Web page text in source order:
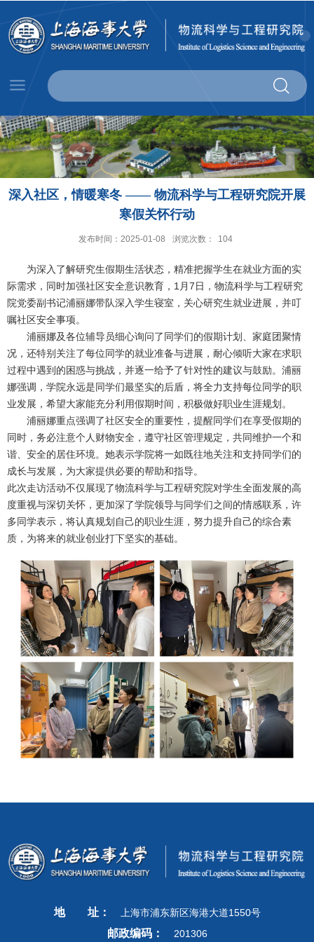
深入社区，情暖寒冬 —— 物流科学与工程研究院开展
寒假关怀行动
发布时间：2025-01-08 浏览次数： 104
为深入了解研究生假期生活状态，精准把握学生在就业方面的实
际需求，同时加强社区安全意识教育，1月7日，物流科学与工程研究
院党委副书记浦丽娜带队深入学生寝室，关心研究生就业进展，并叮
嘱社区安全事项。
浦丽娜及各位辅导员细心询问了同学们的假期计划、家庭团聚情
况，还特别关注了每位同学的就业准备与进展，耐心倾听大家在求职
过程中遇到的困惑与挑战，并逐一给予了针对性的建议与鼓励。浦丽
娜强调，学院永远是同学们最坚实的后盾，将全力支持每位同学的职
业发展，希望大家能充分利用假期时间，积极做好职业生涯规划。
浦丽娜重点强调了社区安全的重要性，提醒同学们在享受假期的
同时，务必注意个人财物安全，遵守社区管理规定，共同维护一个和
谐、安全的居住环境。她表示学院将一如既往地关注和支持同学们的
成长与发展，为大家提供必要的帮助和指导。
此次走访活动不仅展现了物流科学与工程研究院对学生全面发展的高
度重视与深切关怀，更加深了学院领导与同学们之间的情感联系，许
多同学表示，将认真规划自己的职业生涯，努力提升自己的综合素
质，为将来的就业创业打下坚实的基础。
地 址： 上海市浦东新区海港大道1550号
邮政编码： 201306